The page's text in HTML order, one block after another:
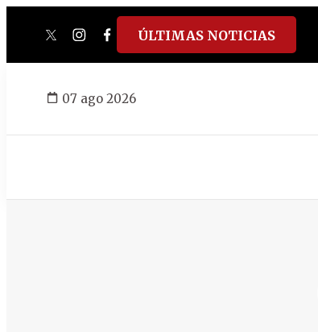
twitterinstagram
facebook
tiktokyoutube
spotify
ÚLTIMAS NOTICIAS
07 ago 2026